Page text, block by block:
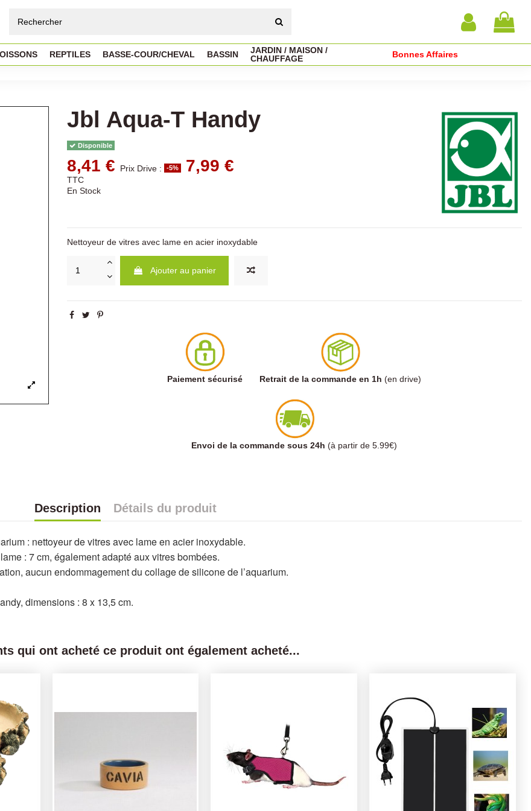
REPTILES BASSE-COUR/CHEVAL BASSIN
JARDIN / MAISON /
CHAUFFAGE
Bonnes Affaires
Jbl Aqua-T Handy
Disponible
8,41 € Prix Drive : -5% 7,99 €
TTC
En Stock
Nettoyeur de vitres avec lame en acier inoxydable
Ajouter au panier
Paiement sécurisé Retrait de la commande en 1h (en drive)
Envoi de la commande sous 24h (à partir de 5.99€)
Description Détails du produit
: nettoyeur de vitres avec lame en acier inoxydable.
: 7 cm, également adapté aux vitres bombées.
aucun endommagement du collage de silicone de l’aquarium.
dimensions : 8 x 13,5 cm.
qui ont acheté ce produit ont également acheté...